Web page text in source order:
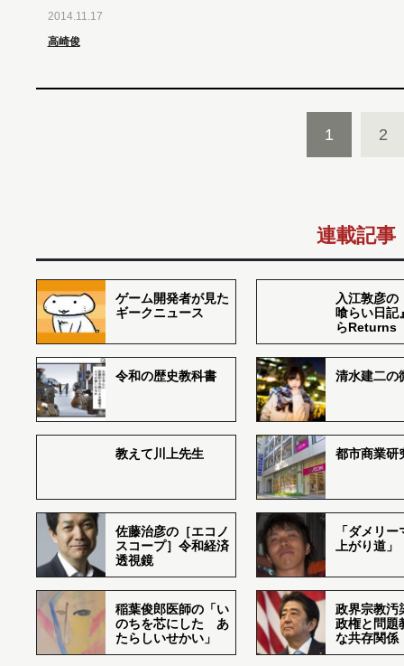
2014.11.17
高崎俊
1 2
連載記事
ゲーム開発者が見た
ギークニュース
入江敦彦の
喰らい日記
らReturns
令和の歴史教科書 清水建二の
教えて川上先生 都市商業研
佐藤治彦の［エコノ
スコープ］令和経済
透視鏡
「ダメリ
上がり道」
稲葉俊郎医師の「い
のちを芯にした あ
たらしいせかい」
政界宗教汚
政権と問題
な共存関係